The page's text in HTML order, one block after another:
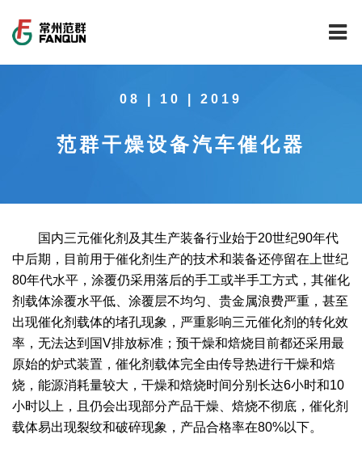
公司介绍
公司荣誉
范群文化
公司大事记
干燥设备
载体催化剂全自动生产线系列
回转圆筒干燥焙烧系列
气流干燥系列
喷雾干燥机系列
带式干燥焙烧系列
真空干燥系列
新能源新材料行业
制药行业
食品行业
环保行业
化工行业
技术中心
工程实验室
工程技术中心
质量监督技术中心
新闻中心
范群新闻
行业新闻
技术专栏
服务中心
常见问题
社会责任
全球契约组织成员
公共责任
绿色发展
绿色工厂
人才招聘
08 | 10 | 2019
范群干燥设备汽车催化器
国内三元催化剂及其生产装备行业始于20世纪90年代
中后期，目前用于催化剂生产的技术和装备还停留在上世纪
80年代水平，涂覆仍采用落后的手工或半手工方式，其催化
剂载体涂覆水平低、涂覆层不均匀、贵金属浪费严重，甚至
出现催化剂载体的堵孔现象，严重影响三元催化剂的转化效
率，无法达到国V排放标准；预干燥和焙烧目前都还采用最
原始的炉式装置，催化剂载体完全由传导热进行干燥和焙
烧，能源消耗量较大，干燥和焙烧时间分别长达6小时和10
小时以上，且仍会出现部分产品干燥、焙烧不彻底，催化剂
载体易出现裂纹和破碎现象，产品合格率在80%以下。